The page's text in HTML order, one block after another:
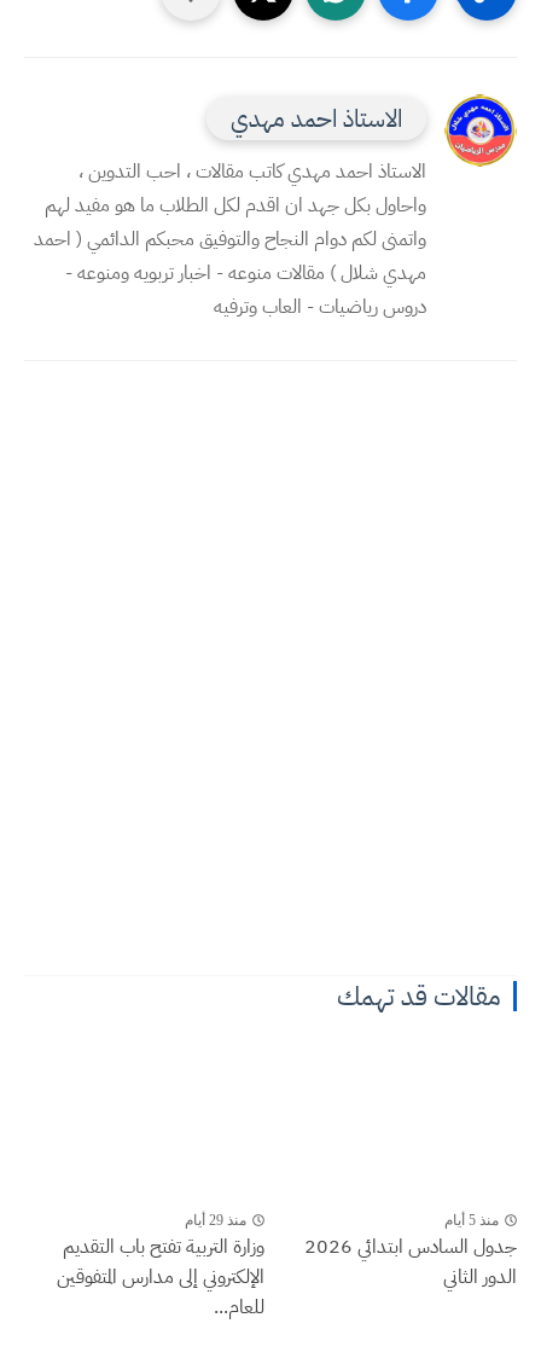
الاستاذ احمد مهدي
الاستاذ احمد مهدي كاتب مقالات ، احب التدوين ،
واحاول بكل جهد ان اقدم لكل الطلاب ما هو مفيد لهم
واتمنى لكم دوام النجاح والتوفيق محبكم الدائمي ( احمد
مهدي شلال ) مقالات منوعه - اخبار تربويه ومنوعه -
دروس رياضيات - العاب وترفيه
مقالات قد تهمك
منذ 5 أيام
جدول السادس ابتدائي 2026
الدور الثاني
منذ 29 أيام
وزارة التربية تفتح باب التقديم
الإلكتروني إلى مدارس المتفوقين
للعام...